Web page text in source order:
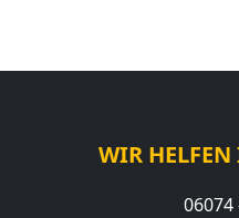
WIR
06074